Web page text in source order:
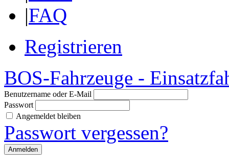
|FAQ
Registrieren
BOS-Fahrzeuge -
Benutzername oder E-Mail
Passwort
Angemeldet bleiben
Passwort vergessen?